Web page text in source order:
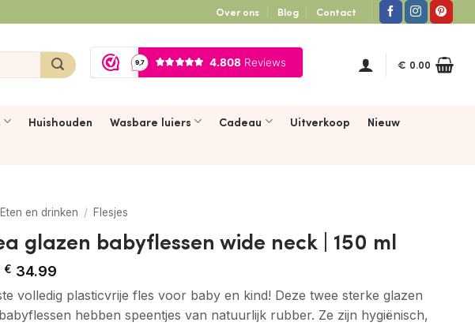
Over ons Blog Contact
€ 0.00
Huishouden Wasbare luiers Cadeau Uitverkoop
Nieuw
Eten en drinken / Flesjes
glazen babyflessen wide neck | 150 ml
€ 34.99
volledig plasticvrije fles voor baby en kind! Deze twee sterke glazen
hebben speentjes van natuurlijk rubber. Ze zijn hygiënisch,